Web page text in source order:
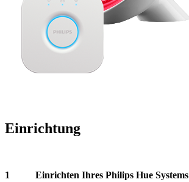
Einrichtung
Einrichten Ihres Philips Hue Systems